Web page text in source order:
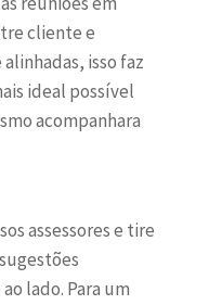
cliente e
isso faz
ideal possível
acompanhara
assessores e tire
lado. Para um